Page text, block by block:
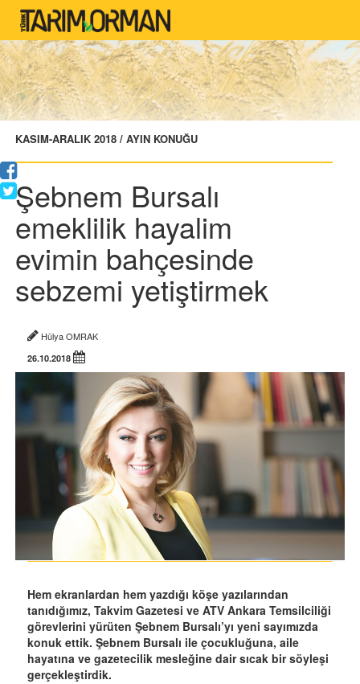
KASIM-ARALIK 2018 / AYIN KONUĞU
Şebnem Bursalı
emeklilik hayalim
evimin bahçesinde
sebzemi yetiştirmek
Hülya OMRAK
26.10.2018
Hem ekranlardan hem yazdığı köşe yazılarından
tanıdığımız, Takvim Gazetesi ve ATV Ankara Temsilciliği
görevlerini yürüten Şebnem Bursalı’yı yeni sayımızda
konuk ettik. Şebnem Bursalı ile çocukluğuna, aile
hayatına ve gazetecilik mesleğine dair sıcak bir söyleşi
gerçekleştirdik.